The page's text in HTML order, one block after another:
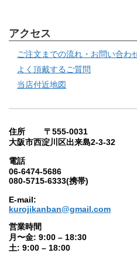
アクセス
ご注文までの流れ・お問い合わ
よく頂戴するご質問
当店付近地図
住所 〒555-0031
大阪市西淀川区出来島2-3-32
電話
06-6474-5686
080-5715-6333(携帯)
E-mail:
kurojikanban@gmail.com
営業時間
月〜金: 9:00 – 18:30
土: 9:00 – 18:00